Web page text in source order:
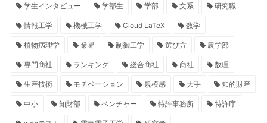
学生インタビュー 学部生 学部 文系 研究職
情報工学 機械工学 Cloud LaTeX 数学
植物病理学 業界 制御工学 選び方 農学部
専門商社 ランキング 総合商社 商社 数理
生産技術 モチベーション 規模感 大手 知的財産
中小 知財部 ベンチャー 特許事務所 特許庁